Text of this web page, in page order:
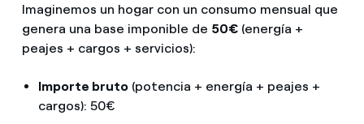
Imaginemos un hogar con un consumo mensual que
genera una base imponible de 50€(energía +
peajes + cargos + servicios):
Importe bruto(potencia + energía + peajes +
cargos): 50€